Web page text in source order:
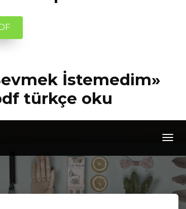
İstemedim»
türkçe oku